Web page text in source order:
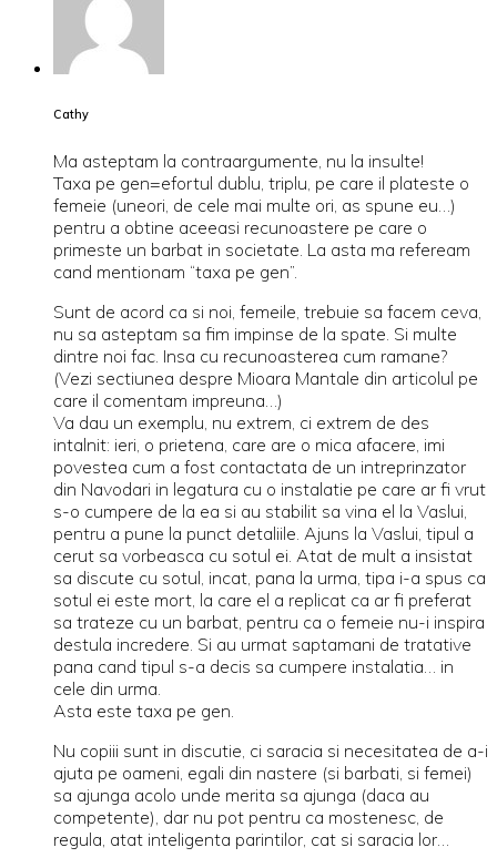
Cathy
Ma asteptam la contraargumente, nu la insulte!
Taxa pe gen=efortul dublu, triplu, pe care il plateste o
femeie (uneori, de cele mai multe ori, as spune eu…)
pentru a obtine aceeasi recunoastere pe care o
primeste un barbat in societate. La asta ma refeream
cand mentionam “taxa pe gen”.
Sunt de acord ca si noi, femeile, trebuie sa facem ceva,
nu sa asteptam sa fim impinse de la spate. Si multe
dintre noi fac. Insa cu recunoasterea cum ramane?
(Vezi sectiunea despre Mioara Mantale din articolul pe
care il comentam impreuna…)
Va dau un exemplu, nu extrem, ci extrem de des
intalnit: ieri, o prietena, care are o mica afacere, imi
povestea cum a fost contactata de un intreprinzator
din Navodari in legatura cu o instalatie pe care ar fi vrut
s-o cumpere de la ea si au stabilit sa vina el la Vaslui,
pentru a pune la punct detaliile. Ajuns la Vaslui, tipul a
cerut sa vorbeasca cu sotul ei. Atat de mult a insistat
sa discute cu sotul, incat, pana la urma, tipa i-a spus ca
sotul ei este mort, la care el a replicat ca ar fi preferat
sa trateze cu un barbat, pentru ca o femeie nu-i inspira
destula incredere. Si au urmat saptamani de tratative
pana cand tipul s-a decis sa cumpere instalatia… in
cele din urma.
Asta este taxa pe gen.
Nu copiii sunt in discutie, ci saracia si necesitatea de a-i
ajuta pe oameni, egali din nastere (si barbati, si femei)
sa ajunga acolo unde merita sa ajunga (daca au
competente), dar nu pot pentru ca mostenesc, de
regula, atat inteligenta parintilor, cat si saracia lor…